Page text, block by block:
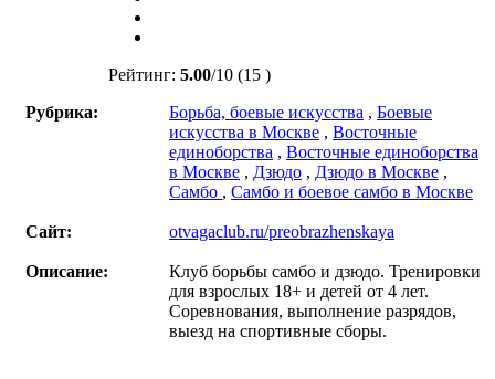
Рейтинг: 5.00/10 (15 )
Рубрика:
Борьба, боевые искусства , Боевые
искусства в Москве , Восточные
единоборства , Восточные единоборства
в Москве , Дзюдо , Дзюдо в Москве ,
Самбо , Самбо и боевое самбо в Москве
Сайт: otvagaclub.ru/preobrazhenskaya
Описание:
Клуб борьбы самбо и дзюдо. Тренировки
для взрослых 18+ и детей от 4 лет.
Соревнования, выполнение разрядов,
выезд на спортивные сборы.